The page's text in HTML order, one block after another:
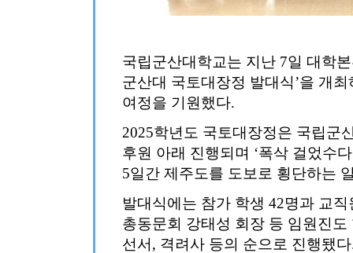
국립군산대학교는 지난 7일 대학
군산대 국토대장정 발대식’을 개
여정을 기원했다.
2025학년도 국토대장정은 국립군
후원 아래 진행되며 ‘폭삭 걸었수
5일간 제주도를 도보로 횡단하는
발대식에는 참가 학생 42명과 교
총동문회 강태성 회장 등 임원진
선서, 격려사 등의 순으로 진행됐